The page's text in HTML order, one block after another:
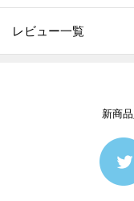
レビュー一覧
新商